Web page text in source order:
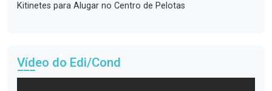
Kitinetes para Alugar no Centro de Pelotas
Vídeo do Edi/Cond